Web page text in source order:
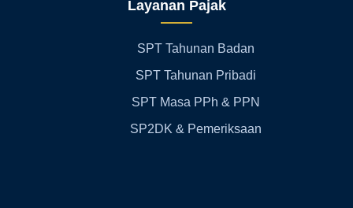
Layanan Pajak
SPT Tahunan Badan
SPT Tahunan Pribadi
SPT Masa PPh & PPN
SP2DK & Pemeriksaan